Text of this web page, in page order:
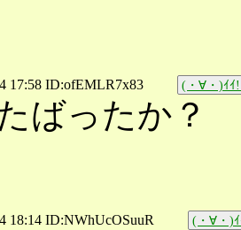
17:58 ID:ofEMLR7x83 (・∀・)ｲｲ
ばったか？
18:14 ID:NWhUcOSuuR (・∀・)